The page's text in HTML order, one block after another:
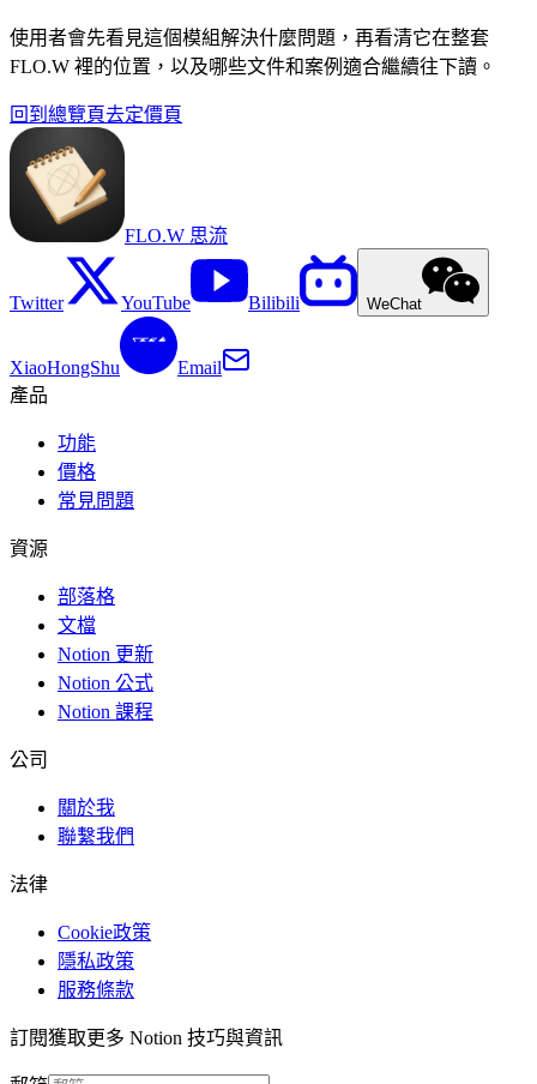
使用者會先看見這個模組解決什麼問題，再看清它在整套
FLO.W 裡的位置，以及哪些文件和案例適合繼續往下讀。
回到總覽頁去定價頁
FLO.W 思流
Twitter YouTube Bilibili WeChat
XiaoHongShu
Email
產品
功能
價格
常見問題
資源
部落格
文檔
Notion 更新
Notion 公式
Notion 課程
公司
關於我
聯繫我們
法律
Cookie政策
隱私政策
服務條款
訂閱獲取更多 Notion 技巧與資訊